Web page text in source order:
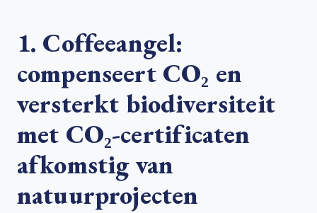
1. Coffeeangel:
compenseert CO₂ en
versterkt biodiversiteit
met CO₂-certificaten
afkomstig van
natuurprojecten